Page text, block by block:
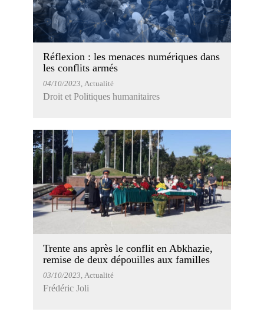
Réflexion : les menaces numériques dans
les conflits armés
04/10/2023 , Actualité
Droit et Politiques humanitaires
Trente ans après le conflit en Abkhazie,
remise de deux dépouilles aux familles
03/10/2023 , Actualité
Frédéric Joli